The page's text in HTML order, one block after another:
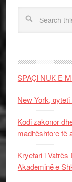
SPAÇI NUK E
New York,
Kodi zakonor
madhështore të
Kryetari i Vatrës
Akademinë e